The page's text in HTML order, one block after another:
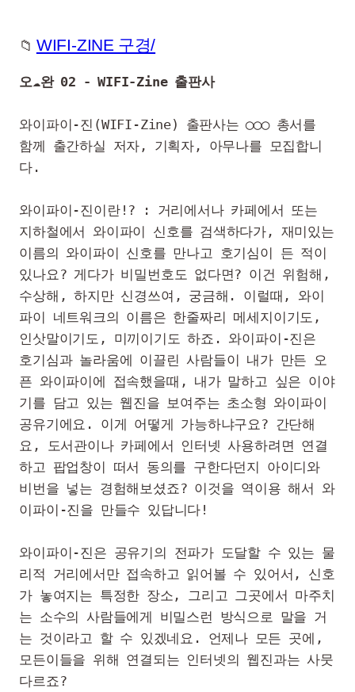
WIFI-ZINE 구경/
오☁️완 02 - WIFI-Zine 출판사
와이파이-진(WIFI-Zine) 출판사는 ◯◯◯ 총서를
함께 출간하실 저자, 기획자, 아무나를 모집합니
다.
와이파이-진이란!? : 거리에서나 카페에서 또는
지하철에서 와이파이 신호를 검색하다가, 재미있는
이름의 와이파이 신호를 만나고 호기심이 든 적이
있나요? 게다가 비밀번호도 없다면? 이건 위험해,
수상해, 하지만 신경쓰여, 궁금해. 이럴때, 와이
파이 네트워크의 이름은 한줄짜리 메세지이기도,
인삿말이기도, 미끼이기도 하죠. 와이파이-진은
호기심과 놀라움에 이끌린 사람들이 내가 만든 오
픈 와이파이에 접속했을때, 내가 말하고 싶은 이야
기를 담고 있는 웹진을 보여주는 초소형 와이파이
공유기에요. 이게 어떻게 가능하냐구요? 간단해
요, 도서관이나 카페에서 인터넷 사용하려면 연결
하고 팝업창이 떠서 동의를 구한다던지 아이디와
비번을 넣는 경험해보셨죠? 이것을 역이용 해서 와
이파이-진을 만들수 있답니다!
와이파이-진은 공유기의 전파가 도달할 수 있는 물
리적 거리에서만 접속하고 읽어볼 수 있어서, 신호
가 놓여지는 특정한 장소, 그리고 그곳에서 마주치
는 소수의 사람들에게 비밀스런 방식으로 말을 거
는 것이라고 할 수 있겠네요. 언제나 모든 곳에,
모든이들을 위해 연결되는 인터넷의 웹진과는 사뭇
다르죠?